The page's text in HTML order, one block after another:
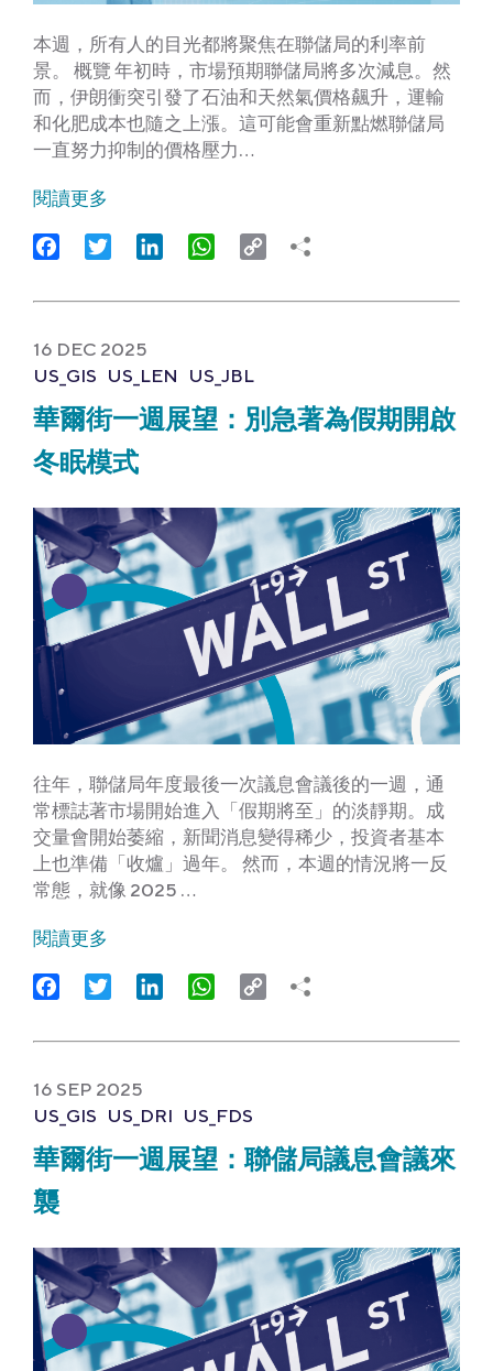
本週，所有人的目光都將聚焦在聯儲局的利率前
景。 概覽 年初時，市場預期聯儲局將多次減息。然
而，伊朗衝突引發了石油和天然氣價格飆升，運輸
和化肥成本也隨之上漲。這可能會重新點燃聯儲局
一直努力抑制的價格壓力…
閱讀更多
FacebookTwitter LinkedIn WhatsApp
Copy
16 DEC 2025
US_GIS US_LEN US_JBL
華爾街一週展望：別急著為假期開啟
冬眠模式
往年，聯儲局年度最後一次議息會議後的一週，通
常標誌著市場開始進入「假期將至」的淡靜期。成
交量會開始萎縮，新聞消息變得稀少，投資者基本
上也準備「收爐」過年。 然而，本週的情況將一反
常態，就像 2025 …
閱讀更多
FacebookTwitter LinkedIn WhatsApp
Copy
16 SEP 2025
US_GIS US_DRI US_FDS
華爾街一週展望：聯儲局議息會議來
襲